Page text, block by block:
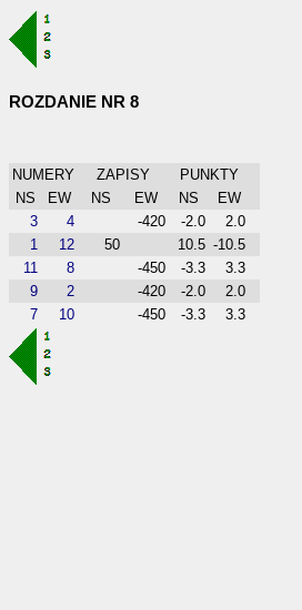
ROZDANIE NR 8
NUMERY ZAPISY
PUNKTY
NS
EW NS EW NS
EW
3
4 -420 -2.0
2.0
1
12 50 10.5 -10.5
11
8 -450 -3.3
3.3
9
2 -420 -2.0
2.0
7
10 -450 -3.3 3.3